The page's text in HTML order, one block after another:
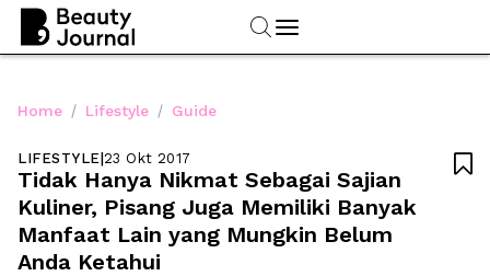
Home / Lifestyle / Guide
LIFESTYLE|23 Okt 2017
Tidak Hanya Nikmat Sebagai Sajian
Kuliner, Pisang Juga Memiliki Banyak
Manfaat Lain yang Mungkin Belum
Anda Ketahui
